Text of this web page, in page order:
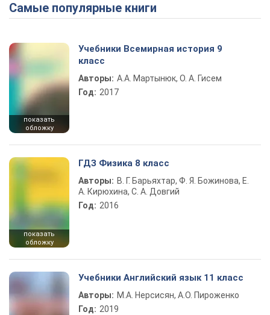
Play Video
Самые популярные книги
показать
обложку
Учебники Всемирная история 9
класс
Авторы: А.А. Мартынюк, О. А. Гисем
Год: 2017
показать
обложку
ГДЗ Физика 8 класс
Авторы: В. Г. Барьяхтар, Ф. Я. Божинова, Е.
А. Кирюхина, С. А. Довгий
Год: 2016
Учебники Английский язык 11 класс
Авторы: М.А. Нерсисян, А.О. Пироженко
Год: 2019